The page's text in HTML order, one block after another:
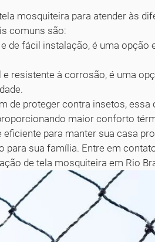
mosquiteira para atender às
comuns são:
de fácil instalação, é uma opção
resistente à corrosão, é uma
de proteger contra insetos, essa
maior conforto
para manter sua casa
para sua família. Entre em
de tela mosquiteira em Rio